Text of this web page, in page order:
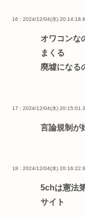
16 : 2024/12/04(水)
オワコンな
まくる
廃墟になる
17 : 2024/12/04(水)
言論規制が
18 : 2024/12/04(水)
5chは憲法
サイト